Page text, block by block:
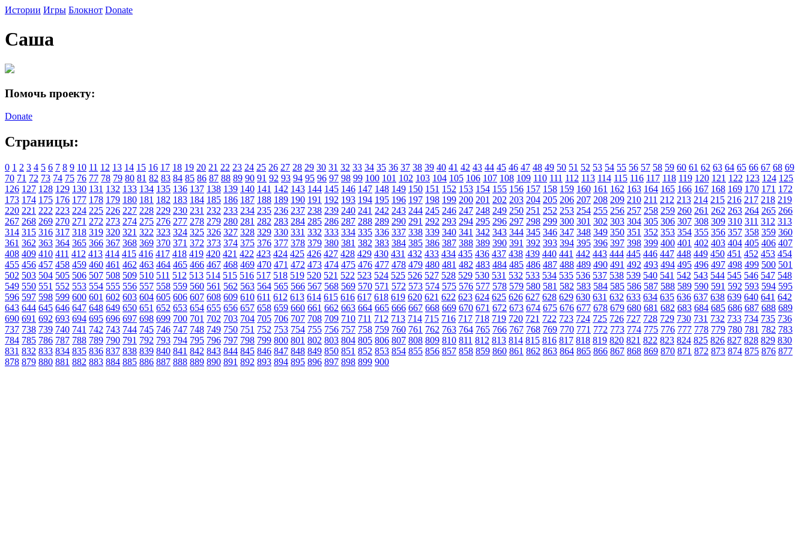
Истории Игры Блокнот Donate
Саша
Помочь проекту:
Donate
Страницы:
0 1 2 3 4 5 6 7 8 9 10 11 12 13 14 15 16 17 18 19 20 21 22 23 24 25 26 27 28 29 30 31 32 33 34 35 36 37 38 39 40 41 42 43 44 45 46 47 48 49 50 51 52 53 54 55 56 57 58 59 60 61 62 63 64 65 66 67 68 69
70 71 72 73 74 75 76 77 78 79 80 81 82 83 84 85 86 87 88 89 90 91 92 93 94 95 96 97 98 99 100 101 102 103 104 105 106 107 108 109 110 111 112 113 114 115 116 117 118 119 120 121 122 123 124 125
126 127 128 129 130 131 132 133 134 135 136 137 138 139 140 141 142 143 144 145 146 147 148 149 150 151 152 153 154 155 156 157 158 159 160 161 162 163 164 165 166 167 168 169 170 171 172
173 174 175 176 177 178 179 180 181 182 183 184 185 186 187 188 189 190 191 192 193 194 195 196 197 198 199 200 201 202 203 204 205 206 207 208 209 210 211 212 213 214 215 216 217 218 219
220 221 222 223 224 225 226 227 228 229 230 231 232 233 234 235 236 237 238 239 240 241 242 243 244 245 246 247 248 249 250 251 252 253 254 255 256 257 258 259 260 261 262 263 264 265 266
267 268 269 270 271 272 273 274 275 276 277 278 279 280 281 282 283 284 285 286 287 288 289 290 291 292 293 294 295 296 297 298 299 300 301 302 303 304 305 306 307 308 309 310 311 312 313
314 315 316 317 318 319 320 321 322 323 324 325 326 327 328 329 330 331 332 333 334 335 336 337 338 339 340 341 342 343 344 345 346 347 348 349 350 351 352 353 354 355 356 357 358 359 360
361 362 363 364 365 366 367 368 369 370 371 372 373 374 375 376 377 378 379 380 381 382 383 384 385 386 387 388 389 390 391 392 393 394 395 396 397 398 399 400 401 402 403 404 405 406 407
408 409 410 411 412 413 414 415 416 417 418 419 420 421 422 423 424 425 426 427 428 429 430 431 432 433 434 435 436 437 438 439 440 441 442 443 444 445 446 447 448 449 450 451 452 453 454
455 456 457 458 459 460 461 462 463 464 465 466 467 468 469 470 471 472 473 474 475 476 477 478 479 480 481 482 483 484 485 486 487 488 489 490 491 492 493 494 495 496 497 498 499 500 501
502 503 504 505 506 507 508 509 510 511 512 513 514 515 516 517 518 519 520 521 522 523 524 525 526 527 528 529 530 531 532 533 534 535 536 537 538 539 540 541 542 543 544 545 546 547 548
549 550 551 552 553 554 555 556 557 558 559 560 561 562 563 564 565 566 567 568 569 570 571 572 573 574 575 576 577 578 579 580 581 582 583 584 585 586 587 588 589 590 591 592 593 594 595
596 597 598 599 600 601 602 603 604 605 606 607 608 609 610 611 612 613 614 615 616 617 618 619 620 621 622 623 624 625 626 627 628 629 630 631 632 633 634 635 636 637 638 639 640 641 642
643 644 645 646 647 648 649 650 651 652 653 654 655 656 657 658 659 660 661 662 663 664 665 666 667 668 669 670 671 672 673 674 675 676 677 678 679 680 681 682 683 684 685 686 687 688 689
690 691 692 693 694 695 696 697 698 699 700 701 702 703 704 705 706 707 708 709 710 711 712 713 714 715 716 717 718 719 720 721 722 723 724 725 726 727 728 729 730 731 732 733 734 735 736
737 738 739 740 741 742 743 744 745 746 747 748 749 750 751 752 753 754 755 756 757 758 759 760 761 762 763 764 765 766 767 768 769 770 771 772 773 774 775 776 777 778 779 780 781 782 783
784 785 786 787 788 789 790 791 792 793 794 795 796 797 798 799 800 801 802 803 804 805 806 807 808 809 810 811 812 813 814 815 816 817 818 819 820 821 822 823 824 825 826 827 828 829 830
831 832 833 834 835 836 837 838 839 840 841 842 843 844 845 846 847 848 849 850 851 852 853 854 855 856 857 858 859 860 861 862 863 864 865 866 867 868 869 870 871 872 873 874 875 876 877
878 879 880 881 882 883 884 885 886 887 888 889 890 891 892 893 894 895 896 897 898 899 900